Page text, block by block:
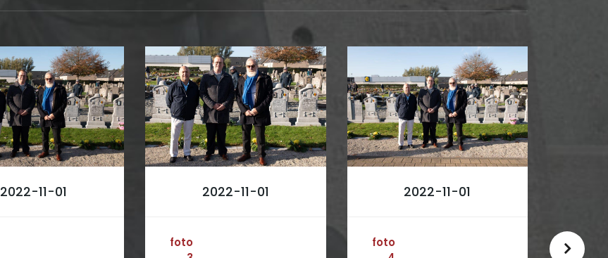
2022-11-01 2022-11-01
foto
2022-11-01
foto
foto